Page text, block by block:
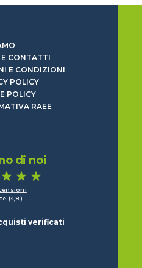
CONTATTI
E CONDIZIONI
POLICY
POLICY
RAEE
di noi
(4,8)
verificati